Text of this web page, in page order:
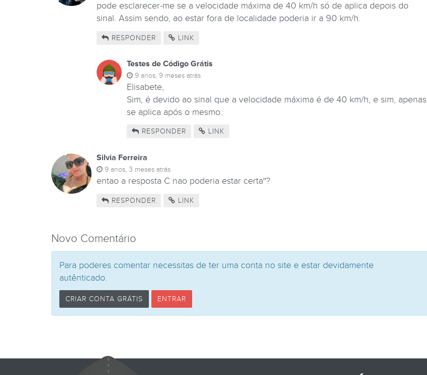
pode esclarecer-me se a velocidade máxima de 40 km/h só de aplica depois do
sinal. Assim sendo, ao estar fora de localidade poderia ir a 90 km/h.
RESPONDER LINK
Testes de Código Grátis
9 anos, 9 meses atrás
Elisabete,
Sim, é devido ao sinal que a velocidade máxima é de 40 km/h, e sim, apenas
se aplica após o mesmo.
RESPONDER LINK
Silvia Ferreira
9 anos, 3 meses atrás
entao a resposta C nao poderia estar certa''?
RESPONDER LINK
Novo Comentário
Para poderes comentar necessitas de ter uma conta no site e estar devidamente
autênticado.
CRIAR CONTA GRÁTIS ENTRAR